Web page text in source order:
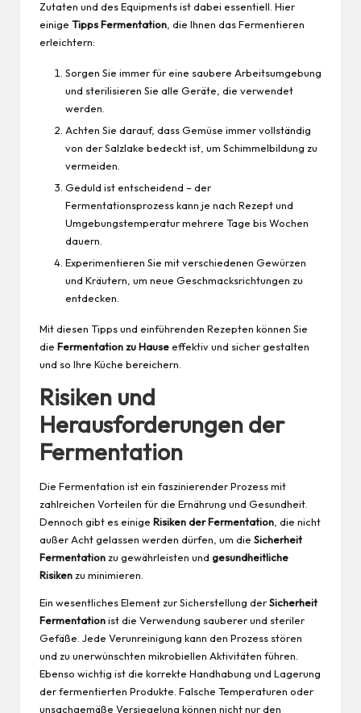
Zutaten und des Equipments ist dabei essentiell. Hier
einige Tipps Fermentation , die Ihnen das Fermentieren
erleichtern:
Sorgen Sie immer für eine saubere Arbeitsumgebung
und sterilisieren Sie alle Geräte, die verwendet
werden.
Achten Sie darauf, dass Gemüse immer vollständig
von der Salzlake bedeckt ist, um Schimmelbildung zu
vermeiden.
Geduld ist entscheidend – der
Fermentationsprozess kann je nach Rezept und
Umgebungstemperatur mehrere Tage bis Wochen
dauern.
Experimentieren Sie mit verschiedenen Gewürzen
und Kräutern, um neue Geschmacksrichtungen zu
entdecken.
Mit diesen Tipps und einführenden Rezepten können Sie
die Fermentation zu Hauseeffektiv und sicher gestalten
und so Ihre Küche bereichern.
Risiken und
Herausforderungen der
Fermentation
Die Fermentation ist ein faszinierender Prozess mit
zahlreichen Vorteilen für die Ernährung und Gesundheit.
Dennoch gibt es einige Risiken der Fermentation , die nicht
außer Acht gelassen werden dürfen, um die Sicherheit
Fermentation zu gewährleisten und gesundheitliche
Risiken zu minimieren.
Ein wesentliches Element zur Sicherstellung derSicherheit
Fermentationist die Verwendung sauberer und steriler
Gefäße. Jede Verunreinigung kann den Prozess stören
und zu unerwünschten mikrobiellen Aktivitäten führen.
Ebenso wichtig ist die korrekte Handhabung und Lagerung
der fermentierten Produkte. Falsche Temperaturen oder
unsachgemäße Versiegelung können nicht nur den